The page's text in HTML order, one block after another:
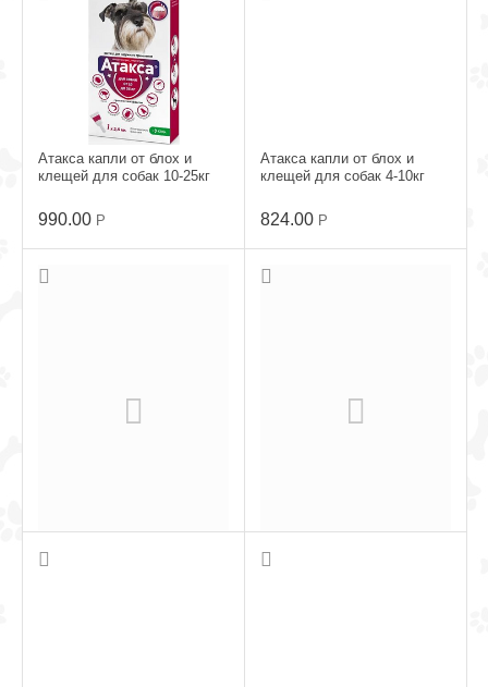
Атакса капли от блох и
клещей для собак 10-25кг
990.00 Р
Атакса капли от блох и
клещей для собак 4-10кг
824.00 Р